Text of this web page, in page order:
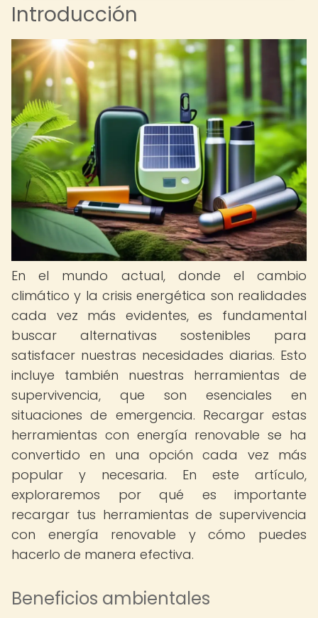
Introducción
En el mundo actual, donde el cambio
climático y la crisis energética son realidades
cada vez más evidentes, es fundamental
buscar alternativas sostenibles para
satisfacer nuestras necesidades diarias. Esto
incluye también nuestras herramientas de
supervivencia, que son esenciales en
situaciones de emergencia. Recargar estas
herramientas con energía renovable se ha
convertido en una opción cada vez más
popular y necesaria. En este artículo,
exploraremos por qué es importante
recargar tus herramientas de supervivencia
con energía renovable y cómo puedes
hacerlo de manera efectiva.
Beneficios ambientales